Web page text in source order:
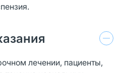
лечении, пациенты,